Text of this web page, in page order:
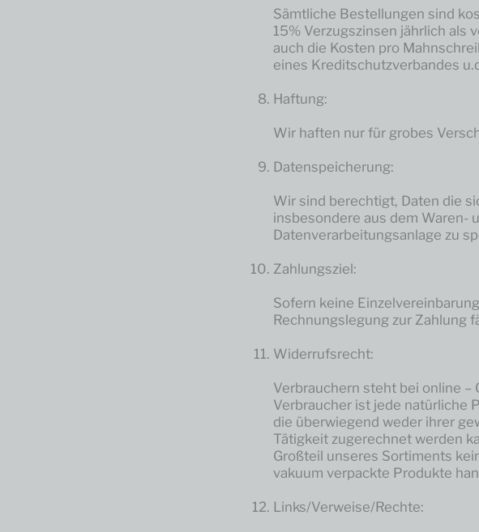
Sämtliche Bestellungen sind
15% Verzugszinsen jährlich als
auch die Kosten pro
eines Kreditschutzverbandes
Haftung:
Wir haften nur für grobes
Datenspeicherung:
Wir sind berechtigt, Daten die
insbesondere aus dem Waren-
Datenverarbeitungsanlage zu
Zahlungsziel:
Sofern keine
Rechnungslegung zur Zahlung
Widerrufsrecht:
Verbrauchern steht bei online
Verbraucher ist jede natürliche
die überwiegend weder ihrer
Tätigkeit zugerechnet werden
Großteil unseres Sortiments
vakuum verpackte Produkte
Links/Verweise/Rechte: